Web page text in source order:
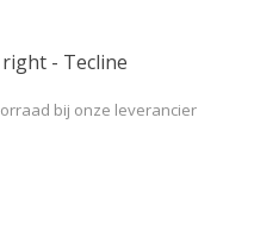
- Tecline
bij onze leverancier